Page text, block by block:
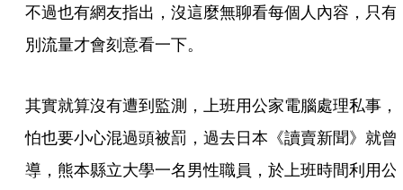
不過也有網友指出，沒這麼無聊看每個人內容，只有
別流量才會刻意看一下。
其實就算沒有遭到監測，上班用公家電腦處理私事，
怕也要小心混過頭被罰，過去日本《讀賣新聞》就曾
導，熊本縣立大學一名男性職員，於上班時間利用公